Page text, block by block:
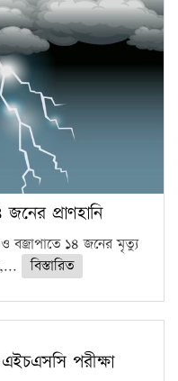
প্রাণহানি
ও বজ্রাপাতে ১৪ জনের মৃত্যু
বিস্তারিত
পরীক্ষা